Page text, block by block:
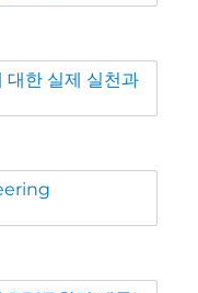
대한 실제 실천과